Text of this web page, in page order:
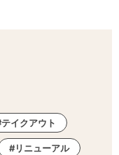
テイクアウト
リニューアル